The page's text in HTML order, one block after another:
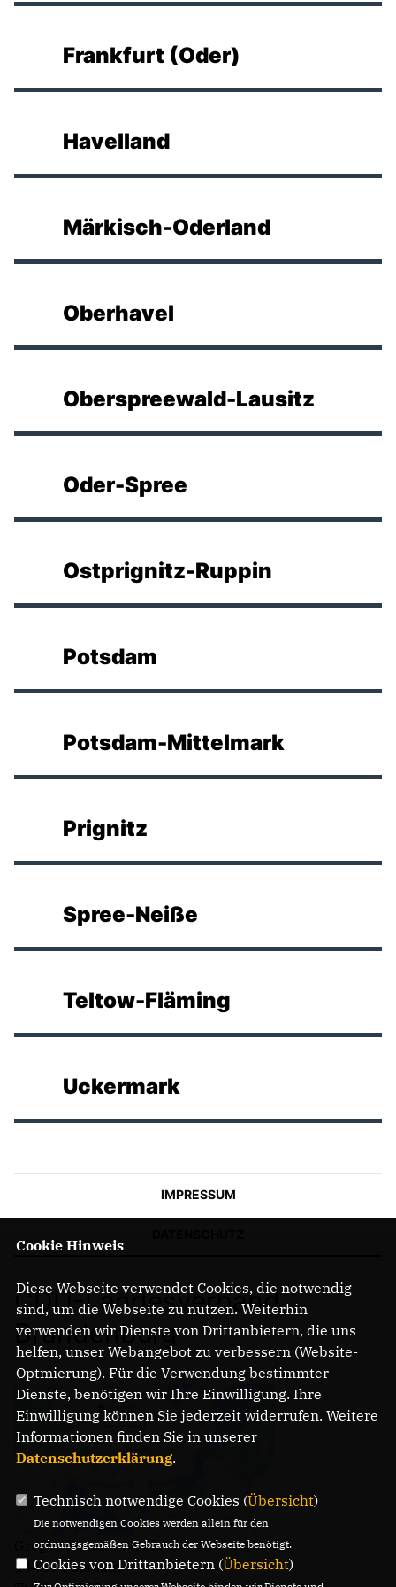
Frankfurt (Oder)
Havelland
Märkisch-Oderland
Oberhavel
Oberspreewald-Lausitz
Oder-Spree
Ostprignitz-Ruppin
Potsdam
Potsdam-Mittelmark
Prignitz
Spree-Neiße
Teltow-Fläming
Uckermark
IMPRESSUM
CDU-Landesverband
Brandenburg
Gregor-Mendel-Straße 3
14469 Potsdam
Cookie Hinweis
Diese Webseite verwendet Cookies, die notwendig
sind, um die Webseite zu nutzen. Weiterhin
verwenden wir Dienste von Drittanbietern, die uns
helfen, unser Webangebot zu verbessern (Website-
Optmierung). Für die Verwendung bestimmter
Dienste, benötigen wir Ihre Einwilligung. Ihre
Einwilligung können Sie jederzeit widerrufen. Weitere
Informationen finden Sie in unserer
Datenschutzerklärung.
Technisch notwendige Cookies (Übersicht)
Die notwendigen Cookies werden allein für den
ordnungsgemäßen Gebrauch der Webseite benötigt.
Cookies von Drittanbietern (Übersicht)